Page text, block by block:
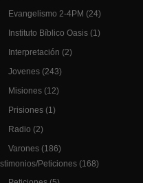
Evangelismo 2-4PM (24)
Instituto Bíblico Oasis (1)
Interpretación (2)
Jovenes (243)
Misiones (12)
Prisiones (1)
Radio (2)
Varones (186)
Peticiones (168)